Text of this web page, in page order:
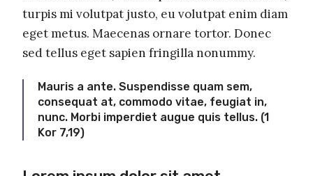
turpis mi volutpat justo, eu volutpat enim diam
eget metus. Maecenas ornare tortor. Donec
sed tellus eget sapien fringilla nonummy.
Mauris a ante. Suspendisse quam sem,
consequat at, commodo vitae, feugiat in,
nunc. Morbi imperdiet augue quis tellus. (1
Kor 7,19)